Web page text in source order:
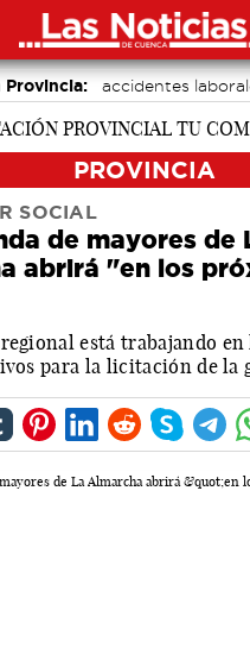
Provincia:
accidentes
PROVINCIA
SOCIAL
de mayores de
abrirá "en los
está trabajando
para la licitación de la